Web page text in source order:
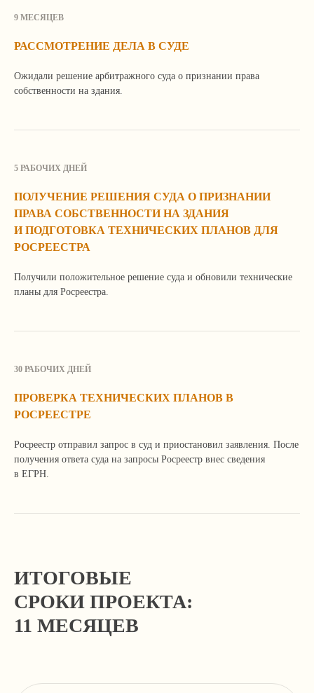
9 МЕСЯЦЕВ
РАССМОТРЕНИЕ ДЕЛА В СУДЕ
Ожидали решение арбитражного суда о признании права
собственности на здания.
5 РАБОЧИХ ДНЕЙ
ПОЛУЧЕНИЕ РЕШЕНИЯ СУДА О ПРИЗНАНИИ
ПРАВА СОБСТВЕННОСТИ НА ЗДАНИЯ
И ПОДГОТОВКА ТЕХНИЧЕСКИХ ПЛАНОВ ДЛЯ
РОСРЕЕСТРА
Получили положительное решение суда и обновили технические
планы для Росреестра.
30 РАБОЧИХ ДНЕЙ
ПРОВЕРКА ТЕХНИЧЕСКИХ ПЛАНОВ В
РОСРЕЕСТРЕ
Росреестр отправил запрос в суд и приостановил заявления. После
получения ответа суда на запросы Росреестр внес сведения
в ЕГРН.
ИТОГОВЫЕ
СРОКИ ПРОЕКТА:
11 МЕСЯЦЕВ
Мы поможем ее решить!
Я согласен с политикой
конфиденциальности сайта
Отправить
оставьте свои контактные данные в форме.
Мы свяжемся с вами, уточним детали
и расскажем, как сможем вам помочь.
info@corconsult.ru
г. Москва, ул. Новая Басманная, д.
14, стр. 1, этаж 2
Телеграм-канал учредителя